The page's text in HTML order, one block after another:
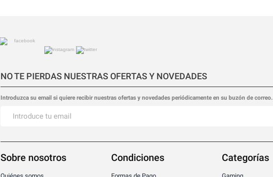
NO TE PIERDAS NUESTRAS OFERTAS Y NOVEDADES
Introduzca su email si quiere recibir nuestras ofertas y novedades periódicamente en su buzón de correo.
Sobre nosotros Condiciones Categorías